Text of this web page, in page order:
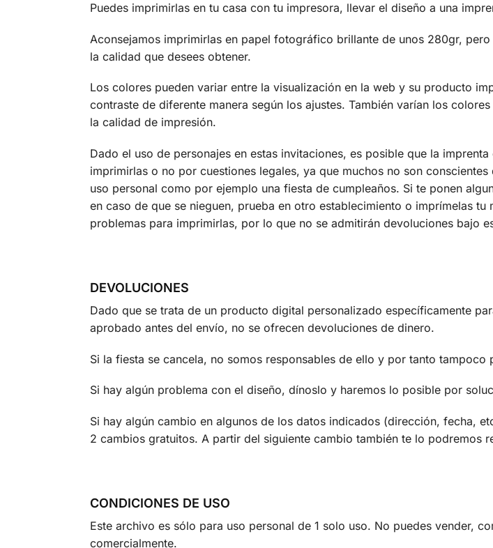
Puedes imprimirlas en tu casa con tu impresora, llevar el diseño a una
Aconsejamos imprimirlas en papel fotográfico brillante de unos 280gr,
la calidad que desees obtener.
Los colores pueden variar entre la visualización en la web y su producto
contraste de diferente manera según los ajustes. También varían los
la calidad de impresión.
Dado el uso de personajes en estas invitaciones, es posible que la
imprimirlas o no por cuestiones legales, ya que muchos no son
uso personal como por ejemplo una fiesta de cumpleaños. Si te ponen
en caso de que se nieguen, prueba en otro establecimiento o imprímelas
problemas para imprimirlas, por lo que no se admitirán devoluciones bajo
DEVOLUCIONES
Dado que se trata de un producto digital personalizado específicamente
aprobado antes del envío, no se ofrecen devoluciones de dinero.
Si la fiesta se cancela, no somos responsables de ello y por tanto
Si hay algún problema con el diseño, dínoslo y haremos lo posible por
Si hay algún cambio en algunos de los datos indicados (dirección, fecha,
2 cambios gratuitos. A partir del siguiente cambio también te lo podremos
CONDICIONES DE USO
Este archivo es sólo para uso personal de 1 solo uso. No puedes vender,
comercialmente.